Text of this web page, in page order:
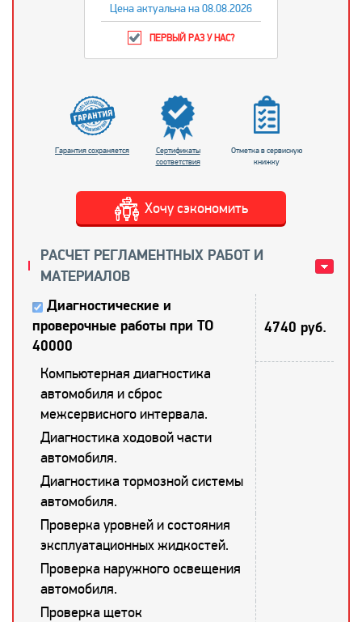
Цена актуальна на 08.08.2026
ПЕРВЫЙ РАЗ У НАС?
Гарантия сохраняется
Сертификаты
соответствия
Отметка в сервисную
книжку
Хочу сэкономить
РАСЧЕТ РЕГЛАМЕНТНЫХ РАБОТ И
МАТЕРИАЛОВ
Диагностические и
проверочные работы при ТО
40000
4740 руб.
Компьютерная диагностика
автомобиля и сброс
межсервисного интервала.
Диагностика ходовой части
автомобиля.
Диагностика тормозной системы
автомобиля.
Проверка уровней и состояния
эксплуатационных жидкостей.
Проверка наружного освещения
автомобиля.
Проверка щеток